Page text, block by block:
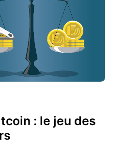
: le jeu des